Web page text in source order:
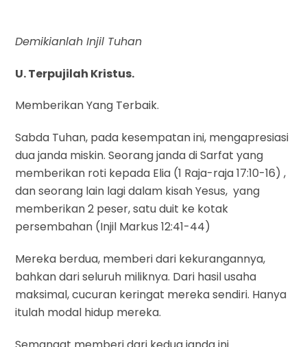
Demikianlah Injil Tuhan
U. Terpujilah Kristus.
Memberikan Yang Terbaik.
Sabda Tuhan, pada kesempatan ini, mengapresiasi
dua janda miskin. Seorang janda di Sarfat yang
memberikan roti kepada Elia (1 Raja-raja 17:10-16) ,
dan seorang lain lagi dalam kisah Yesus, yang
memberikan 2 peser, satu duit ke kotak
persembahan (Injil Markus 12:41-44)
Mereka berdua, memberi dari kekurangannya,
bahkan dari seluruh miliknya. Dari hasil usaha
maksimal, cucuran keringat mereka sendiri. Hanya
itulah modal hidup mereka.